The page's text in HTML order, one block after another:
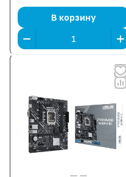
В корзину